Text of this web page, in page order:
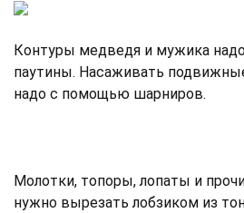
Контуры медведя и мужика
паутины. Насаживать
надо с помощью шарниров.
Молотки, топоры, лопаты и
нужно вырезать лобзиком из